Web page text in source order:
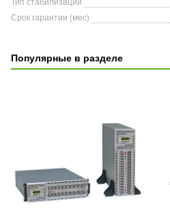
Срок гарантии (мес)
Популярные в разделе